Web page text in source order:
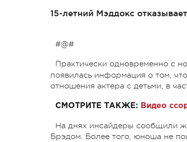
15-летний Мэддокс
#@#
Практически одновременно с
появилась информация о том,
отношения актера с детьми, в
СМОТРИТЕ ТАКЖЕ: Видео
На днях инсайдеры сообщили
Брэдом. Более того, юноша не